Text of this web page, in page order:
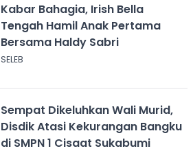
Kabar Bahagia, Irish Bella
Tengah Hamil Anak Pertama
Bersama Haldy Sabri
SELEB
Sempat Dikeluhkan Wali Murid,
Disdik Atasi Kekurangan Bangku
di SMPN 1 Cisaat Sukabumi